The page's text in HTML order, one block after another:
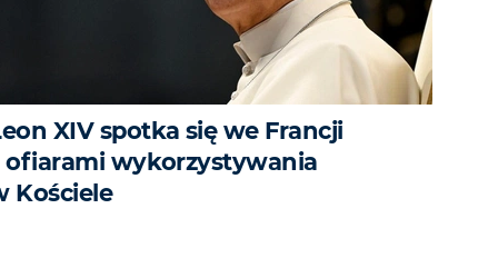
XIV spotka się we Francji
ofiarami wykorzystywania
Kościele